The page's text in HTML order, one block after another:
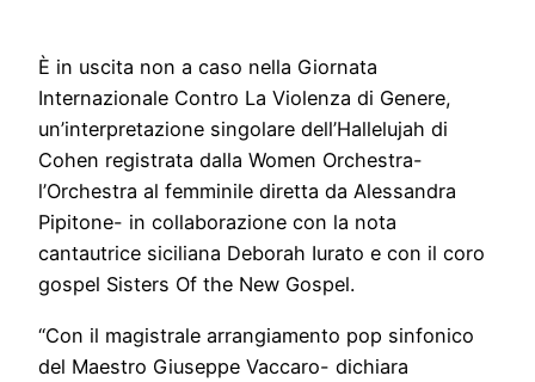
È in uscita non a caso nella Giornata
Internazionale Contro La Violenza di Genere,
un’interpretazione singolare dell’Hallelujah di
Cohen registrata dalla Women Orchestra-
l’Orchestra al femminile diretta da Alessandra
Pipitone- in collaborazione con la nota
cantautrice siciliana Deborah Iurato e con il coro
gospel Sisters Of the New Gospel.
“Con il magistrale arrangiamento pop sinfonico
del Maestro Giuseppe Vaccaro- dichiara